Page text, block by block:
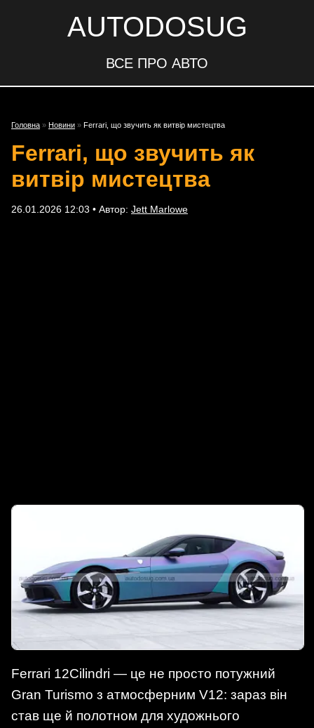
AUTODOSUG
ВСЕ ПРО АВТО
Головна » Новини » Ferrari, що звучить як витвір мистецтва
Ferrari, що звучить як
витвір мистецтва
26.01.2026 12:03 • Автор: Jett Marlowe
Ferrari 12Cilindri — це не просто потужний
Gran Turismo з атмосферним V12: зараз він
став ще й полотном для художнього